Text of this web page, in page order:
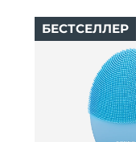
БЕСТСЕЛЛЕР